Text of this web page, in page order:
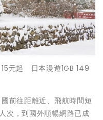
元起 日本漫遊1GB 149
前往距離近、飛航時間短
次，到國外順暢網路已成